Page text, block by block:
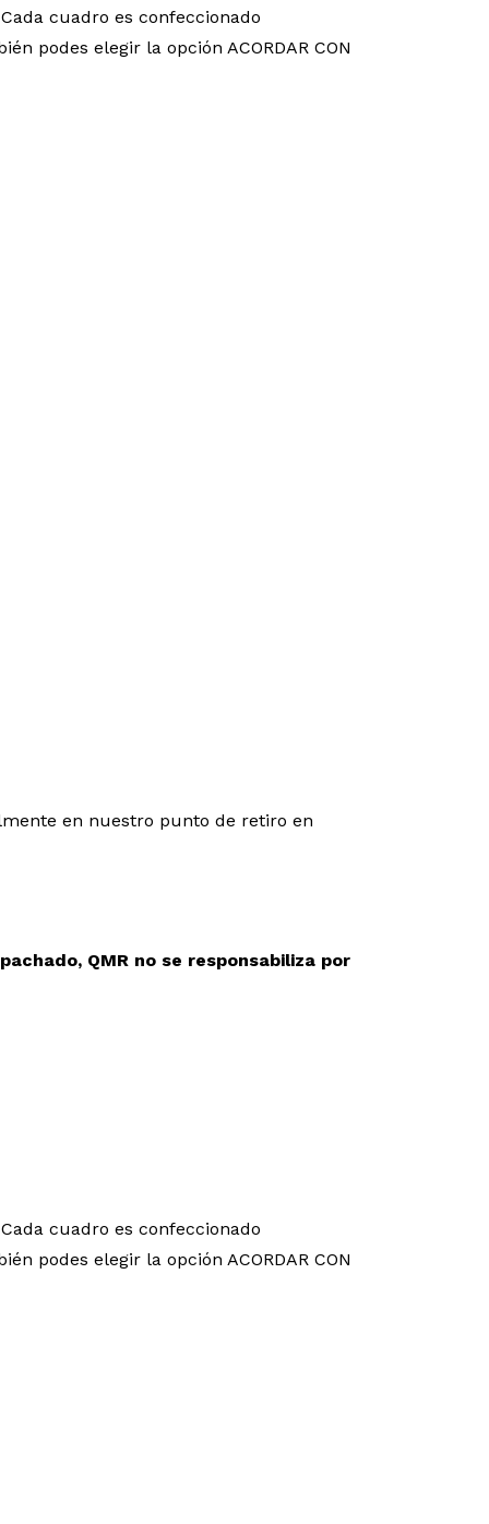
cuadro es confeccionado
podes elegir la opción ACORDAR CON
en nuestro punto de retiro en
QMR no se responsabiliza por
cuadro es confeccionado
podes elegir la opción ACORDAR CON